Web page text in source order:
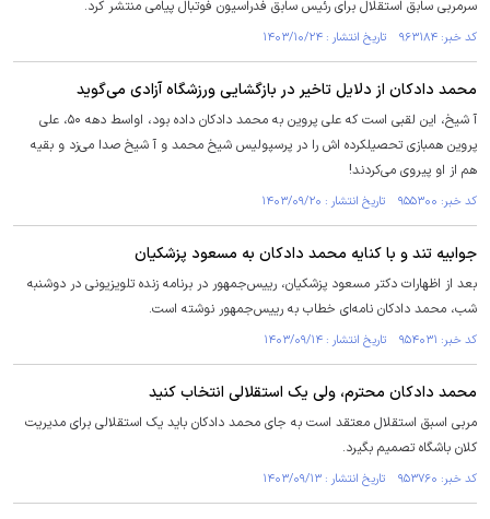
سرمربی سابق استقلال برای رئیس سابق فدراسیون فوتبال پیامی منتشر کرد.
کد خبر: ۹۶۳۱۸۴ تاریخ انتشار : ۱۴۰۳/۱۰/۲۴
محمد دادکان از دلایل تاخیر در بازگشایی ورزشگاه آزادی می‌گوید
آ شیخ، این لقبی است که علی پروین به محمد دادکان داده بود، اواسط دهه ۵۰، علی
پروین همبازی تحصیلکرده اش را در پرسپولیس شیخ محمد و آ شیخ صدا می‌زد و بقیه
هم از او پیروی می‌کردند!
کد خبر: ۹۵۵۳۰۰ تاریخ انتشار : ۱۴۰۳/۰۹/۲۰
جوابیه تند و با کنایه محمد دادکان به مسعود پزشکیان
بعد از اظهارات دکتر مسعود پزشکیان، رییس‌جمهور در برنامه زنده تلویزیونی در دوشنبه
شب، محمد دادکان نامه‌ای خطاب به رییس‌جمهور نوشته است.
کد خبر: ۹۵۴۰۳۱ تاریخ انتشار : ۱۴۰۳/۰۹/۱۴
محمد دادکان محترم، ولی یک استقلالی انتخاب کنید
مربی اسبق استقلال معتقد است به جای محمد دادکان باید یک استقلالی برای مدیریت
کلان باشگاه تصمیم بگیرد.
کد خبر: ۹۵۳۷۶۰ تاریخ انتشار : ۱۴۰۳/۰۹/۱۳